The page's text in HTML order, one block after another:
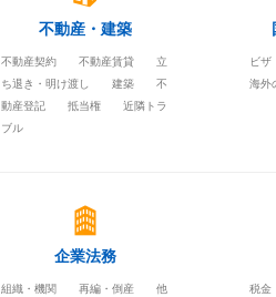
不動産・建築
不動産契約 不動産賃貸
立
ち退き・明け渡し
建築
不
動産登記
抵当権
近隣トラ
ブル
ビ
海外
企業法務
組織・機関 再編・倒産
他
税